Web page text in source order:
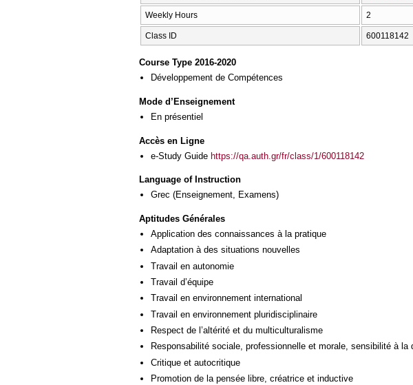
Weekly Hours 2
Class ID 600118142
Course Type 2016-2020
Développement de Compétences
Mode d’Enseignement
En présentiel
Accès en Ligne
e-Study Guide https://qa.auth.gr/fr/class/1/600118142
Language of Instruction
Grec (Enseignement, Examens)
Aptitudes Générales
Application des connaissances à la pratique
Adaptation à des situations nouvelles
Travail en autonomie
Travail d’équipe
Travail en environnement international
Travail en environnement pluridisciplinaire
Respect de l’altérité et du multiculturalisme
Responsabilité sociale, professionnelle et morale, sensibilité à la
Critique et autocritique
Promotion de la pensée libre, créatrice et inductive